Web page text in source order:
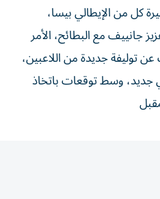
كل من الإيطالي بيسا،
جانييف مع البطائح، الأمر
توليفة جديدة من اللاعبين،
جديد، وسط توقعات باتخاذ